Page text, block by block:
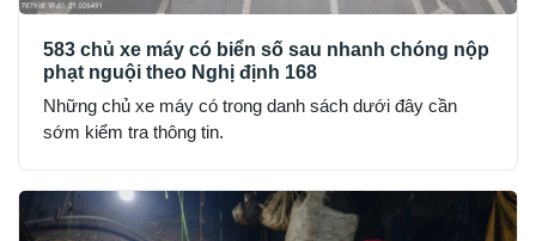
583 chủ xe máy có biển số sau nhanh chóng nộp
phạt nguội theo Nghị định 168
Những chủ xe máy có trong danh sách dưới đây cần
sớm kiểm tra thông tin.